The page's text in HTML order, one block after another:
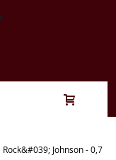
Johnson - 0,7